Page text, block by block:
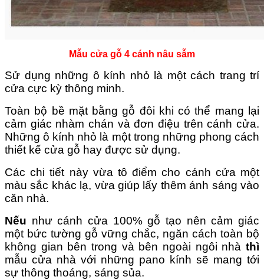
Mẫu cửa gỗ 4 cánh nâu sẫm
Sử dụng những ô kính nhỏ là một cách trang trí
cửa cực kỳ thông minh.
Toàn bộ bề mặt bằng gỗ đôi khi có thể mang lại
cảm giác nhàm chán và đơn điệu trên cánh cửa.
Những ô kính nhỏ là một trong những phong cách
thiết kế cửa gỗ hay được sử dụng.
Các chi tiết này vừa tô điểm cho cánh cửa một
màu sắc khác lạ, vừa giúp lấy thêm ánh sáng vào
căn nhà.
Nếu như cánh cửa 100% gỗ tạo nên cảm giác
một bức tường gỗ vững chắc, ngăn cách toàn bộ
không gian bên trong và bên ngoài ngôi nhà thì
mẫu cửa nhà với những pano kính sẽ mang tới
sự thông thoáng, sáng sủa.